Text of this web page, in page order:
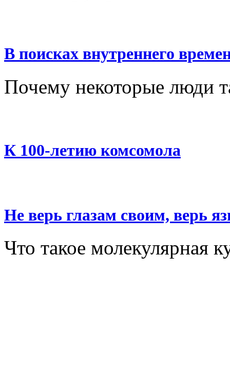
В поисках внутреннего
Почему некоторые люди
К 100-летию комсомола
Не верь глазам своим, верь
Что такое молекулярная